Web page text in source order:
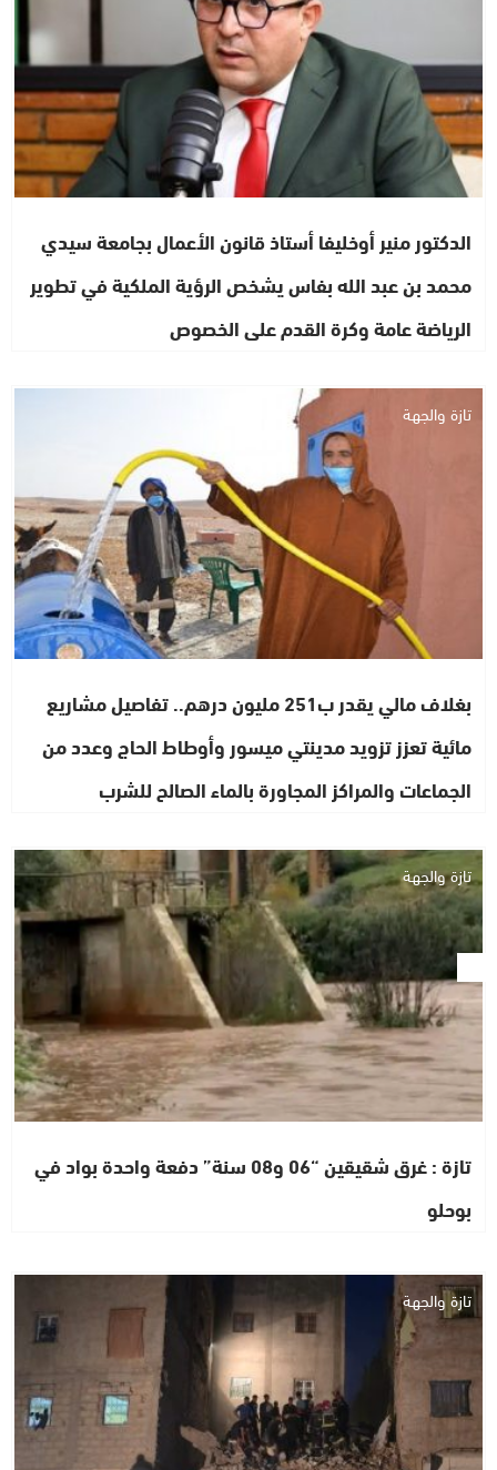
الدكتور منير أوخليفا أستاذ قانون الأعمال بجامعة سيدي
محمد بن عبد الله بفاس يشخص الرؤية الملكية في تطوير
الرياضة عامة وكرة القدم على الخصوص
تازة والجهة
بغلاف مالي يقدر ب251 مليون درهم.. تفاصيل مشاريع
مائية تعزز تزويد مدينتي ميسور وأوطاط الحاج وعدد من
الجماعات والمراكز المجاورة بالماء الصالح للشرب
تازة والجهة
تازة : غرق شقيقين “06 و08 سنة” دفعة واحدة بواد في
بوحلو
تازة والجهة